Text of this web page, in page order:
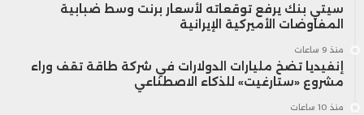
سيتي بنك يرفع توقعاته لأسعار برنت وسط ضبابية
المفاوضات الأميركية الإيرانية
منذ 9 ساعات
إنفيديا تضخ مليارات الدولارات في شركة طاقة تقف وراء
مشروع «ستارغيت» للذكاء الاصطناعي
منذ 10 ساعات